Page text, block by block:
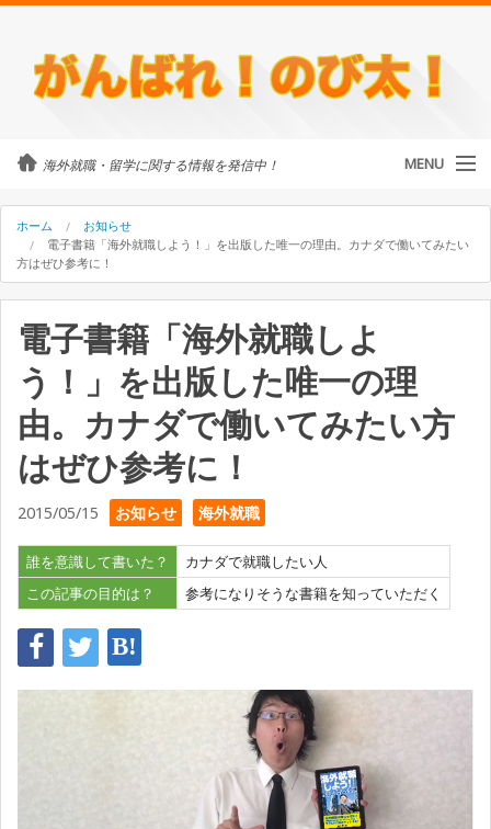
海外就職・留学に関する情報を発信中！ MENU
カテゴリ
留学・ワーホリ
のび太について
外国人に街頭インタビュー
海外就職・留学に関するご相談
ホーム
お知らせ
電子書籍「海外就職しよう！」を出版した唯一の理由。カナダで働いてみたい
方はぜひ参考に！
電子書籍「海外就職しよ
う！」を出版した唯一の理
由。カナダで働いてみたい方
はぜひ参考に！
2015/05/15 お知らせ 海外就職
誰を意識して書いた？
カナダで就職したい人
この記事の目的は？
参考になりそうな書籍を知っていただく